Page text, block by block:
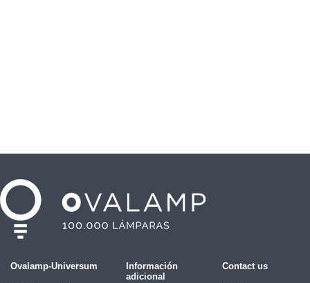
Ovalamp-Universum
Información
adicional
Contact us